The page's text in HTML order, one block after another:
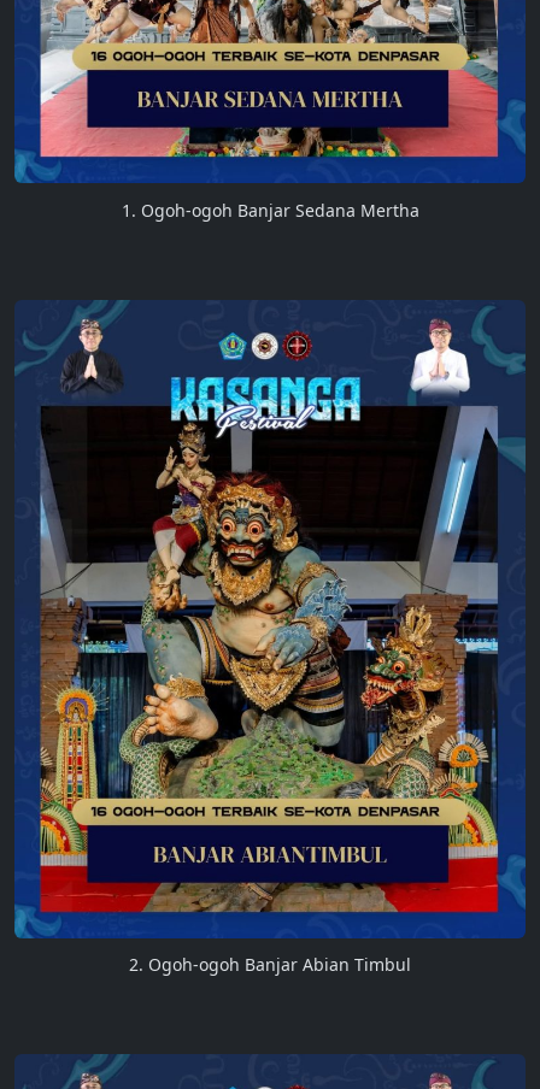
1. Ogoh-ogoh Banjar Sedana Mertha
2. Ogoh-ogoh Banjar Abian Timbul